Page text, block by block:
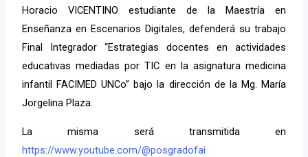
Horacio VICENTINO estudiante de la Maestría en
Enseñanza en Escenarios Digitales, defenderá su trabajo
Final Integrador “Estrategias docentes en actividades
educativas mediadas por TIC en la asignatura medicina
infantil FACIMED UNCo” bajo la dirección de la Mg. María
Jorgelina Plaza.
La misma será transmitida en
https://www.youtube.com/@posgradofai